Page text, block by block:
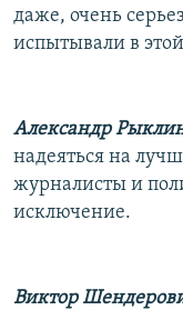
даже, очень
испытывали в
Александр
надеяться на
журналисты и
исключение.
Виктор